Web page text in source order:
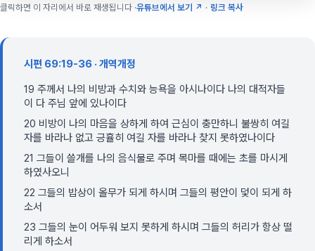
클릭하면 이 자리에서 바로 재생됩니다 ·유튜브에서 보기 ↗ · 링크 복사
시편 69:19-36 · 개역개정
19 주께서 나의 비방과 수치와 능욕을 아시나이다 나의 대적자들
이 다 주님 앞에 있나이다
20 비방이 나의 마음을 상하게 하여 근심이 충만하니 불쌍히 여길
자를 바라나 없고 긍휼히 여길 자를 바라나 찾지 못하였나이다
21 그들이 쓸개를 나의 음식물로 주며 목마를 때에는 초를 마시게
하였사오니
22 그들의 밥상이 올무가 되게 하시며 그들의 평안이 덫이 되게 하
소서
23 그들의 눈이 어두워 보지 못하게 하시며 그들의 허리가 항상 떨
리게 하소서